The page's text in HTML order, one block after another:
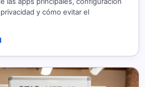
y cómo evitar el